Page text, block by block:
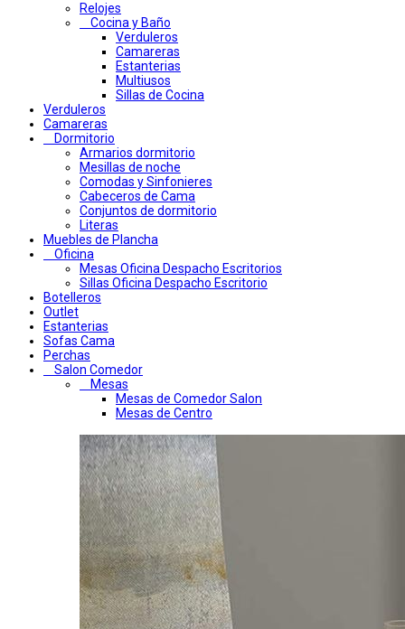
Relojes
Cocina y Baño
Verduleros
Camareras
Estanterias
Multiusos
Sillas de Cocina
Verduleros
Camareras
Dormitorio
Armarios dormitorio
Mesillas de noche
Comodas y Sinfonieres
Cabeceros de Cama
Conjuntos de dormitorio
Literas
Muebles de Plancha
Oficina
Mesas Oficina Despacho Escritorios
Sillas Oficina Despacho Escritorio
Botelleros
Outlet
Estanterias
Sofas Cama
Perchas
Salon Comedor
Mesas
Mesas de Comedor Salon
Mesas de Centro